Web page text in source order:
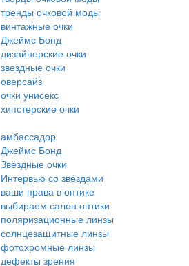
тренды очковой моды
винтажные очки
Джеймс Бонд
дизайнерские очки
звездные очки
оверсайз
очки унисекс
хипстерские очки
амбассадор
Джеймс Бонд
Звёздные очки
Интервью со звёздами
ваши права в оптике
выбираем салон оптики
поляризационные линзы
солнцезащитные линзы
фотохромные линзы
дефекты зрения